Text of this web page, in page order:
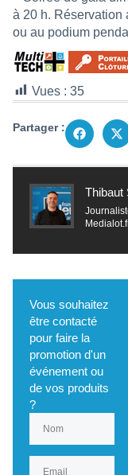
à 20 h. Réservation
ou au podium
Vues : 35
Partager :
Thibaut
Vous souhaitez
être contacté
pour faire la
promotion d'un
événement ou
de vos produits
?